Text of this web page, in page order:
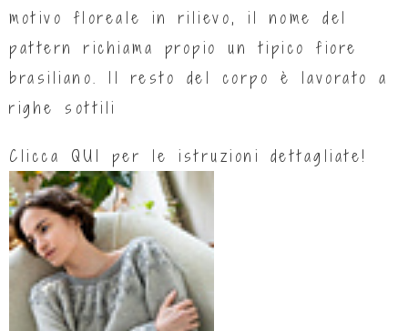
motivo floreale in rilievo, il nome del
pattern richiama propio un tipico fiore
brasiliano. Il resto del corpo è lavorato a
righe sottili
Clicca QUI per le istruzioni dettagliate!